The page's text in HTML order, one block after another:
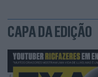
CAPA DA EDIÇÃO